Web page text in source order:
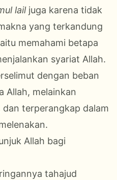
lailjuga karena tidak
yang terkandung
memahami betapa
syariat Allah.
dengan beban
Allah, melainkan
terperangkap dalam
Allah bagi
tahajud